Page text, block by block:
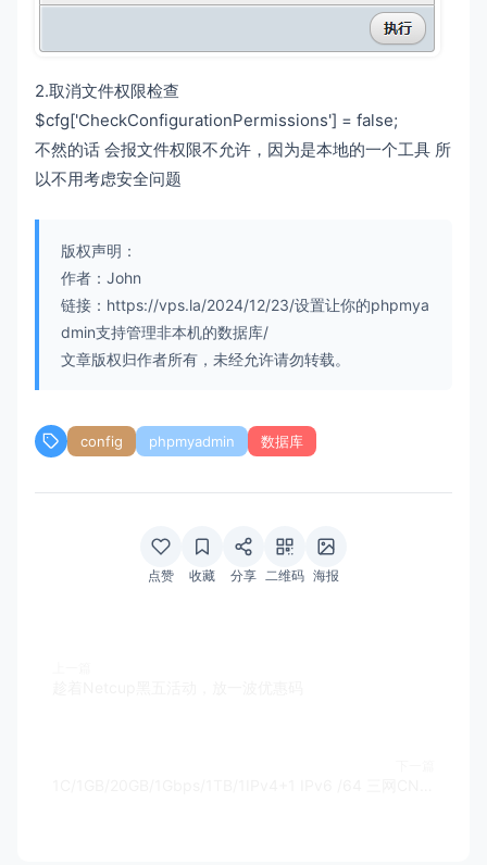
2.取消文件权限检查
$cfg['CheckConfigurationPermissions'] = false;
不然的话 会报文件权限不允许，因为是本地的一个工具 所
以不用考虑安全问题
版权声明：
作者：John
链接：https://vps.la/2024/12/23/设置让你的phpmya
dmin支持管理非本机的数据库/
文章版权归作者所有，未经允许请勿转载。
config phpmyadmin 数据库
点赞 收藏 分享 二维码 海报